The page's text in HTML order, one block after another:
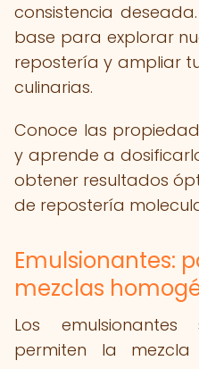
consistencia
base para explorar
repostería y ampliar
culinarias.
Conoce las
y aprende a
obtener resultados
de repostería
Emulsionantes:
mezclas
Los
permiten la